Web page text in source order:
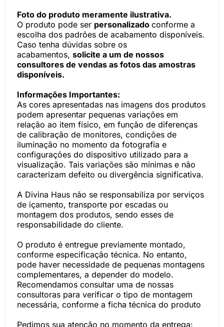
Foto do produto meramente ilustrativa.
O produto pode ser personalizado conforme a
escolha dos padrões de acabamento disponíveis.
Caso tenha dúvidas sobre os
acabamentos, solicite a um de nossos
consultores de vendas as fotos das amostras
disponíveis.
Informações Importantes:
As cores apresentadas nas imagens dos produtos
podem apresentar pequenas variações em
relação ao item físico, em função de diferenças
de calibração de monitores, condições de
iluminação no momento da fotografia e
configurações do dispositivo utilizado para a
visualização. Tais variações são mínimas e não
caracterizam defeito ou divergência significativa.
A Divina Haus não se responsabiliza por serviços
de içamento, transporte por escadas ou
montagem dos produtos, sendo esses de
responsabilidade do cliente.
O produto é entregue previamente montado,
conforme especificação técnica. No entanto,
pode haver necessidade de pequenas montagens
complementares, a depender do modelo.
Recomendamos consultar uma de nossas
consultoras para verificar o tipo de montagem
necessária, conforme a ficha técnica do produto
Pedimos sua atenção no momento da entrega: